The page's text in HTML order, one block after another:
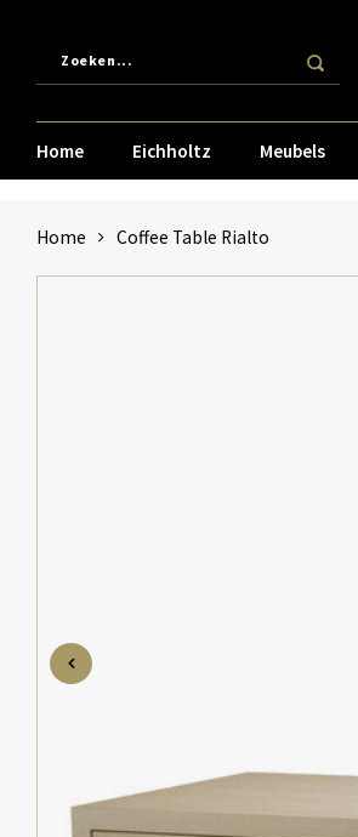
Home Eichholtz Meubels
Home Coffee Table Rialto